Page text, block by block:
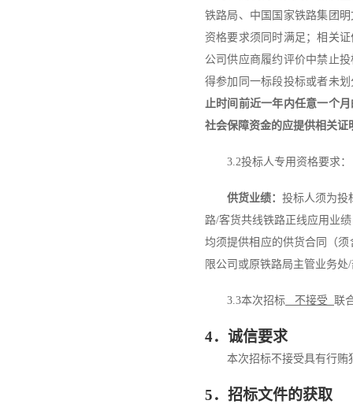
铁路局、中国国家铁路集团
资格要求须同时满足；相关
公司供应商履约评价中禁止
得参加同一标段投标或者未
止时间前近一年内任意一个
社会保障资金的应提供相关证
3.2投标人专用资格要求：
供货业绩： 投标人须为投
路/客货共线铁路正线应用业
均须提供相应的供货合同（
限公司或原铁路局主管业务处/
3.3本次招标 不接受 联
4．诚信要求
本次招标不接受具有行贿
5． 招标文件的获取